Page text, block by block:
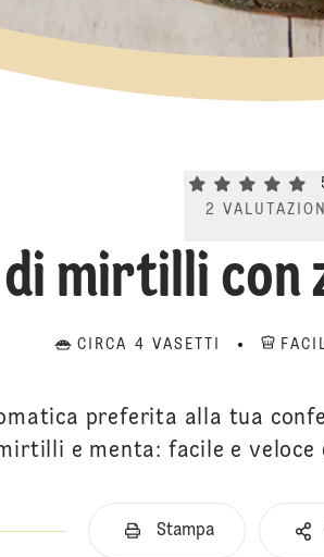
2
mirtilli con
CIRCA 4 VASETTI
preferita alla tua
e menta: facile e veloce
Stampa